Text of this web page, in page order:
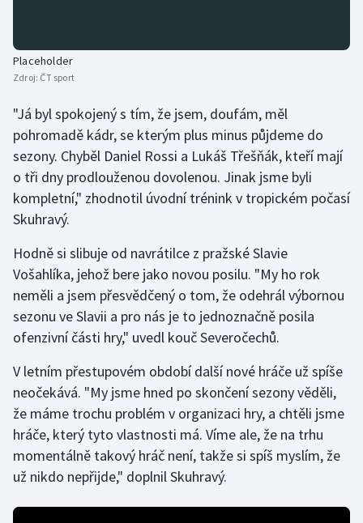
Rychlostní kanoistika
Sportovní střelba
Stolní tenis
Triatlon
Veslování
Vodní slalom
Volejbal
Ostatní
Placeholder
Zdroj: ČT sport
"Já byl spokojený s tím, že jsem, doufám, měl
pohromadě kádr, se kterým plus minus půjdeme do
sezony. Chyběl Daniel Rossi a Lukáš Třešňák, kteří mají
o tři dny prodlouženou dovolenou. Jinak jsme byli
kompletní," zhodnotil úvodní trénink v tropickém počasí
Skuhravý.
Hodně si slibuje od navrátilce z pražské Slavie
Vošahlíka, jehož bere jako novou posilu. "My ho rok
neměli a jsem přesvědčený o tom, že odehrál výbornou
sezonu ve Slavii a pro nás je to jednoznačně posila
ofenzivní části hry," uvedl kouč Severočechů.
V letním přestupovém období další nové hráče už spíše
neočekává. "My jsme hned po skončení sezony věděli,
že máme trochu problém v organizaci hry, a chtěli jsme
hráče, který tyto vlastnosti má. Víme ale, že na trhu
momentálně takový hráč není, takže si spíš myslím, že
už nikdo nepřijde," doplnil Skuhravý.